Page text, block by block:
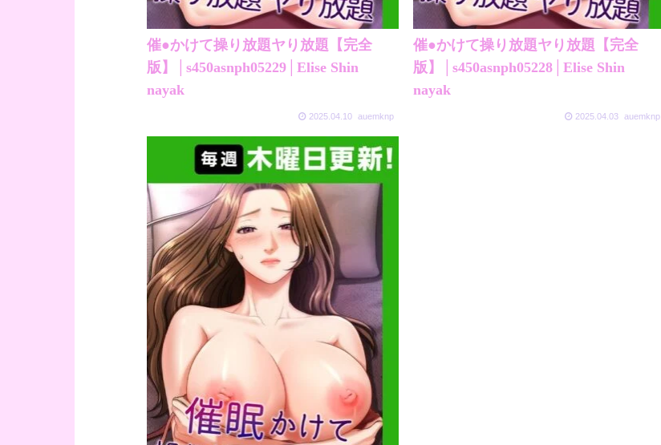
催●かけて操り放題ヤり放題【完全
版】│s450asnph05229│Elise Shin
nayak
2025.04.10 auemknp
催●かけて操り放題ヤり放題【完全
版】│s450asnph05228│Elise Shin
nayak
2025.04.03 auemknp